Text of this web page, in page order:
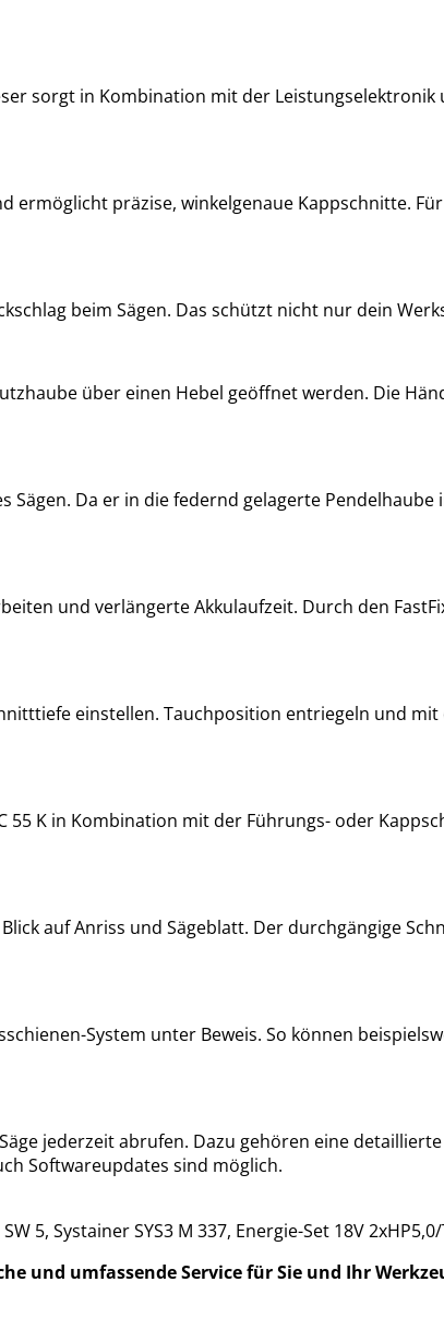
sorgt in Kombination mit der
ermöglicht präzise, winkelgenaue Kappschnitte.
beim Sägen. Das schützt nicht nur dein
über einen Hebel geöffnet werden. Die
Da er in die federnd gelagerte
und verlängerte Akkulaufzeit. Durch den
einstellen. Tauchposition entriegeln und
K in Kombination mit der Führungs- oder
auf Anriss und Sägeblatt. Der durchgängige
System unter Beweis. So können
jederzeit abrufen. Dazu gehören eine detaillierte
Softwareupdates sind möglich.
5, Systainer SYS3 M 337, Energie-Set 18V 2xHP5,0/
und umfassende Service für Sie und Ihr